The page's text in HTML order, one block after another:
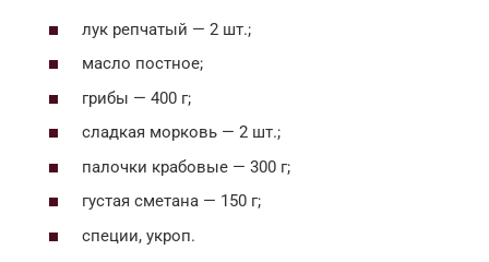
лук репчатый — 2 шт.;
масло постное;
грибы — 400 г;
сладкая морковь — 2 шт.;
палочки крабовые — 300 г;
густая сметана — 150 г;
специи, укроп.